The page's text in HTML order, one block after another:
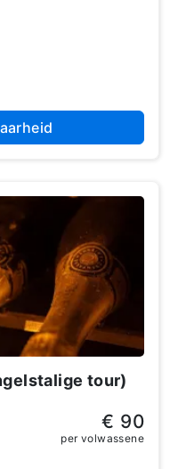
tour)
€ 90
per volwassene